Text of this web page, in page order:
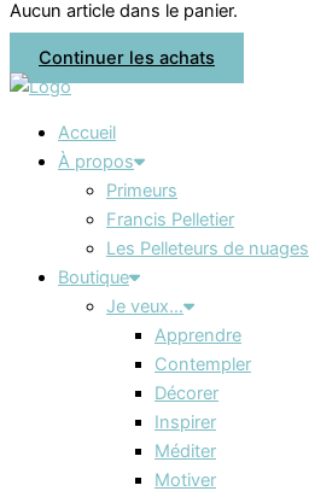
Aucun article dans le panier.
Continuer les achats
Accueil
À propos
Primeurs
Francis Pelletier
Les Pelleteurs de nuages
Boutique
Je veux…
Apprendre
Contempler
Décorer
Inspirer
Méditer
Motiver